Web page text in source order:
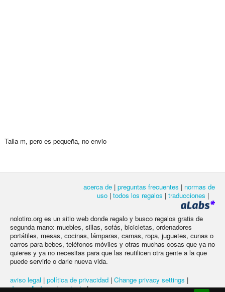
Talla m, pero es pequeña, no envio
acerca de | preguntas frecuentes | normas de
uso | todos los regalos | traducciones |
nolotiro.org es un sitio web donde regalo y busco regalos gratis de
segunda mano: muebles, sillas, sofás, bicicletas, ordenadores
portátiles, mesas, cocinas, lámparas, camas, ropa, juguetes, cunas o
carros para bebes, teléfonos móviles y otras muchas cosas que ya no
quieres y ya no necesitas para que las reutilicen otra gente a la que
puede servirle o darle nueva vida.
aviso legal | política de privacidad | Change privacy settings |
desarrolladores|contacto|